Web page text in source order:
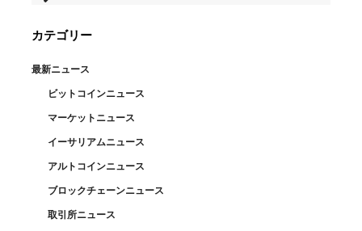
カテゴリー
最新ニュース
ビットコインニュース
マーケットニュース
イーサリアムニュース
アルトコインニュース
ブロックチェーンニュース
取引所ニュース